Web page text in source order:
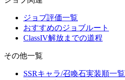
ジョブ評価一覧
おすすめのジョブルート
ClassIV解放までの道程
その他一覧
SSRキャラ/召喚石実装順一覧